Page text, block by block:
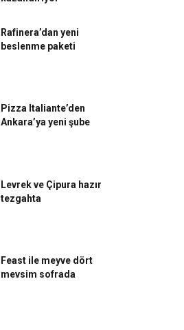
Rafinera’dan yeni
beslenme paketi
Pizza Italiante’den
Ankara’ya yeni şube
Levrek ve Çipura hazır
tezgahta
Feast ile meyve dört
mevsim sofrada